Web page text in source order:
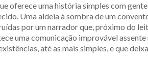
oferece uma história simples com
Uma aldeia à sombra de um
por um narrador que, próximo do
uma comunicação improvável
até as mais simples, e que